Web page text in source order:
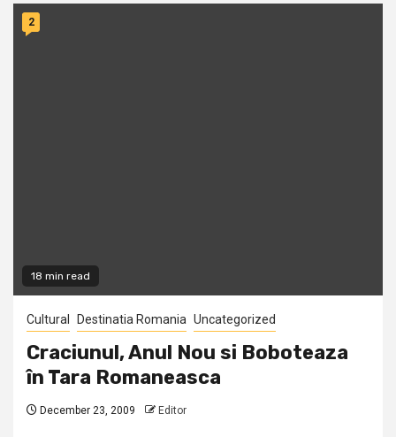
18 min read
2
Cultural Destinatia Romania Uncategorized
Craciunul, Anul Nou si Boboteaza
în Tara Romaneasca
December 23, 2009 Editor